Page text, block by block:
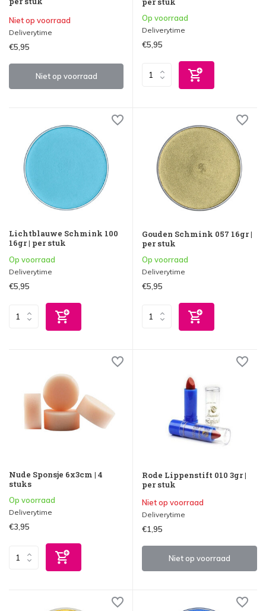
Niet op voorraad
Deliverytime
€5,95
Niet op voorraad
Op voorraad
Deliverytime
€5,95
Lichtblauwe Schmink 100
16gr | per stuk
Op voorraad
Deliverytime
€5,95
Gouden Schmink 057 16gr |
per stuk
Op voorraad
Deliverytime
€5,95
Nude Sponsje 6x3cm | 4
stuks
Op voorraad
Deliverytime
€3,95
Rode Lippenstift 010 3gr |
per stuk
Niet op voorraad
Deliverytime
€1,95
Niet op voorraad